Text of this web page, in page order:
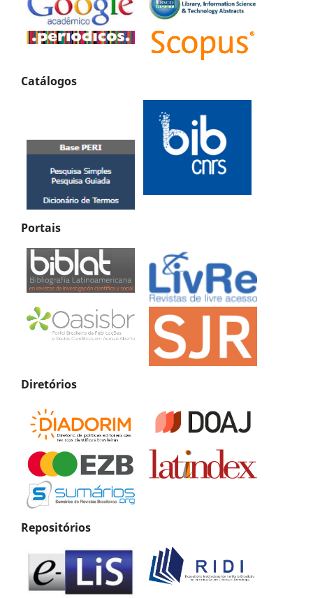
Catálogos
Portais
Diretórios
Repositórios